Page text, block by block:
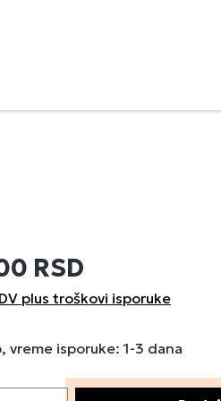
RSD
plus troškovi isporuke
vreme isporuke: 1-3 dana